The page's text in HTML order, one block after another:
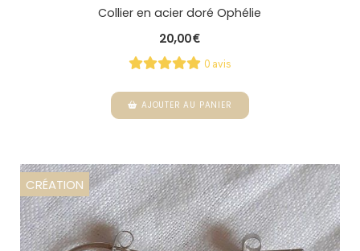
Collier en acier doré Ophélie
20,00€
0 avis
AJOUTER AU PANIER
CRÉATION